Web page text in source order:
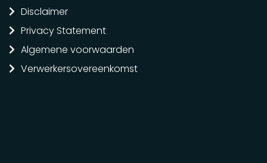
Disclaimer
Privacy Statement
Algemene voorwaarden
Verwerkersovereenkomst